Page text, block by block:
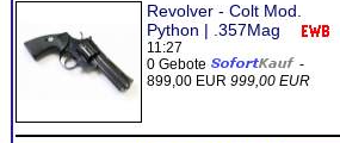
Revolver - Colt Mod.
Python | .357Mag
11:27
0 Gebote
-
899,00 EUR 999,00 EUR